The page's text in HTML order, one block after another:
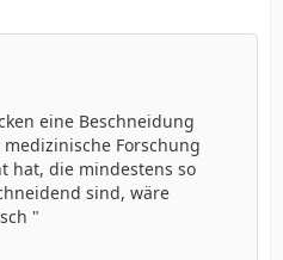
eine Beschneidung
Forschung
hat, die mindestens so
sind, wäre
"